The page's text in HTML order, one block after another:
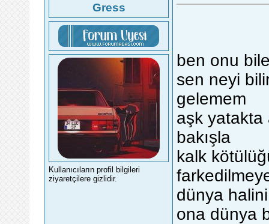
Gress
Kullanıcıların profil bilgileri
ziyaretçilere gizlidir.
ben onu
sen neyi
gelemem
aşk yatakta
bakışla
kalk
dünya
ona dünya